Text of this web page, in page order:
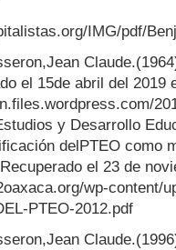
IMG/pdf/
el 15de abril del 2019
y Desarrollo
delPTEO como
el 23 de
wp-content/
PTEO-2012.pdf